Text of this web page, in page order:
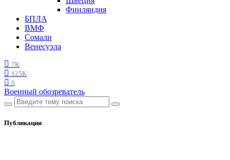
Финляндия
БПЛА
ВМФ
Сомали
Венесуэла
7K
125K
0
Военный обозреватель
Публикации